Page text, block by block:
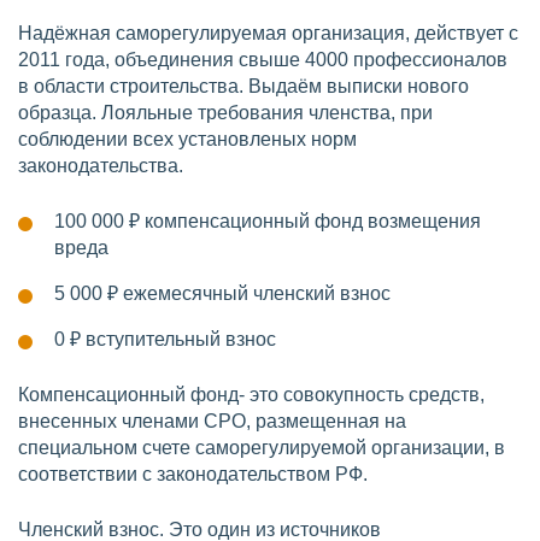
Надёжная саморегулируемая организация, действует с
2011 года, объединения свыше 4000 профессионалов
в области строительства. Выдаём выписки нового
образца. Лояльные требования членства, при
соблюдении всех установленых норм
законодательства.
100 000 ₽ компенсационный фонд возмещения
вреда
5 000 ₽ ежемесячный членский взнос
0 ₽ вступительный взнос
Компенсационный фонд- это совокупность средств,
внесенных членами СРО, размещенная на
специальном счете саморегулируемой организации, в
соответствии с законодательством РФ.
Членский взнос. Это один из источников